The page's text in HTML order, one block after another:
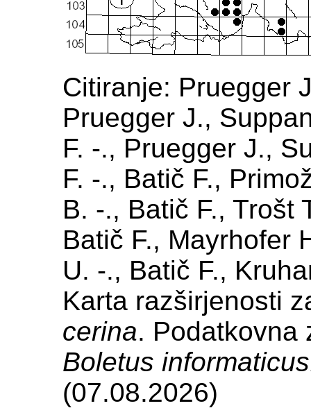
Citiranje: Pruegger
Pruegger J.,
F. -., Pruegger J.,
F. -., Batič F.,
B. -., Batič F., Trošt
Batič F., Mayrhofer
U. -., Batič F.,
Karta razširjenosti
cerina. Podatkovna
Boletus
(07.08.2026)